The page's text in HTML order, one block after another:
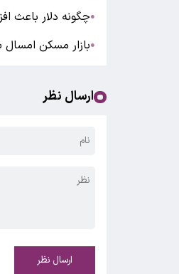
●چگونه دلار
●بازار مسکن
ارسال نظر
ارسال نظر